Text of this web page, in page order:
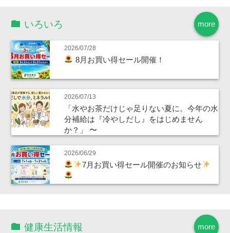
more
いろいろ
2026/07/28
8月お買い得セール開催！
2026/07/13
「水やお茶だけじゃ足りない夏に。今年の水
分補給は『冷やしだし』をはじめません
か？」 〜
2026/06/29
7月お買い得セール開催のお知らせ
more
健康生活情報